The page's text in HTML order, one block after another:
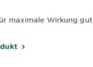
maximale Wirkung gut